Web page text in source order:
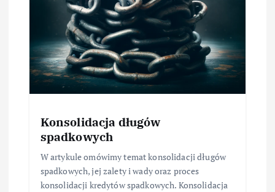
Konsolidacja długów
spadkowych
W artykule omówimy temat konsolidacji długów
spadkowych, jej zalety i wady oraz proces
konsolidacji kredytów spadkowych. Konsolidacja